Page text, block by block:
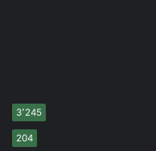
3٬245
204